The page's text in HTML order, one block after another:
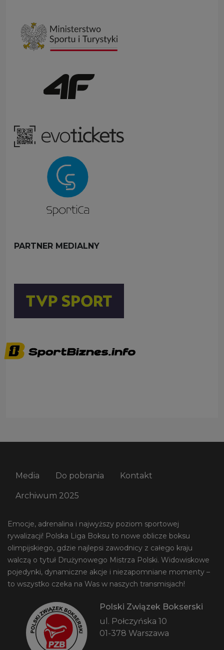
PARTNER MEDIALNY
Media Do pobrania Kontakt
Archiwum 2025
Emocje, adrenalina i najwyższy poziom sportowej
rywalizacji! Polska Liga Boksu to nowe oblicze boksu
olimpijskiego, gdzie najlepsi zawodnicy z całego kraju
walczą o tytuł Drużynowego Mistrza Polski. Widowiskowe
pojedynki, dynamiczne akcje i niezapomniane momenty –
to wszystko czeka na Was w naszych transmisjach!
Polski Związek Bokserski
ul. Połczyńska 10
01-378 Warszawa